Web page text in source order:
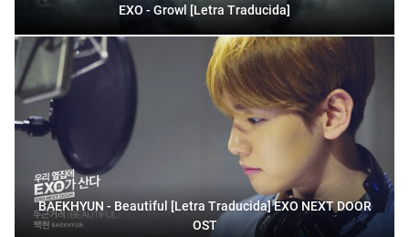
EXO - Growl [Letra Traducida]
BAEKHYUN - Beautiful [Letra Traducida] EXO NEXT DOOR
OST